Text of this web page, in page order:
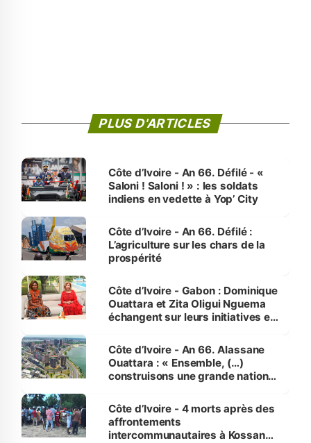
PLUS D'ARTICLES
Côte d’Ivoire - An 66. Défilé - «
Saloni ! Saloni ! » : les soldats
indiens en vedette à Yop’ City
Côte d’Ivoire - An 66. Défilé :
L’agriculture sur les chars de la
prospérité
Côte d’Ivoire - Gabon : Dominique
Ouattara et Zita Oligui Nguema
échangent sur leurs initiatives en
enfants
Côte d’Ivoire - An 66. Alassane
Ouattara : « Ensemble, (…)
construisons une grande nation
générations futures »
Côte d’Ivoire - 4 morts après des
affrontements
intercommunautaires à Kossandji